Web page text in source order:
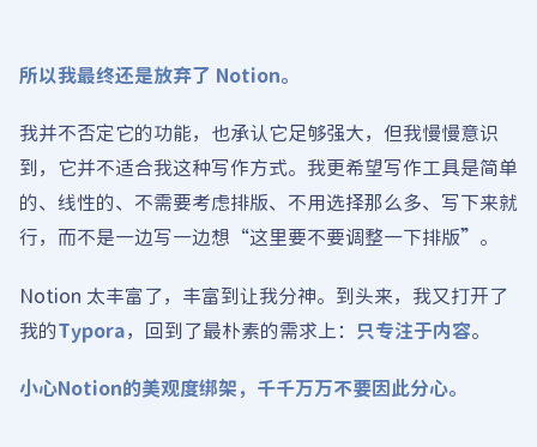
所以我最终还是放弃了 Notion。
我并不否定它的功能，也承认它足够强大，但我慢慢意识
到，它并不适合我这种写作方式。我更希望写作工具是简单
的、线性的、不需要考虑排版、不用选择那么多、写下来就
行，而不是一边写一边想“这里要不要调整一下排版”。
Notion 太丰富了，丰富到让我分神。到头来，我又打开了
我的Typora，回到了最朴素的需求上： 只专注于内容。
小心Notion的美观度绑架，千千万万不要因此分心。